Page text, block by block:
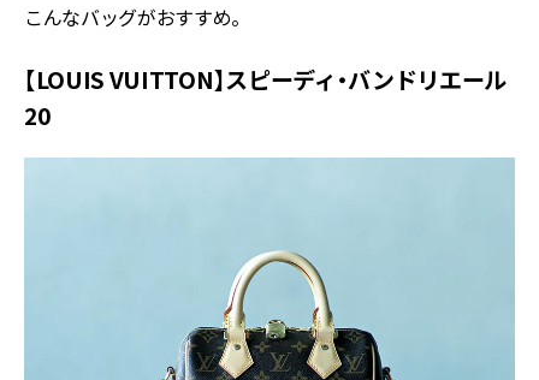
こんなバッグがおすすめ。
【LOUIS VUITTON】スピーディ・バンドリエール
20